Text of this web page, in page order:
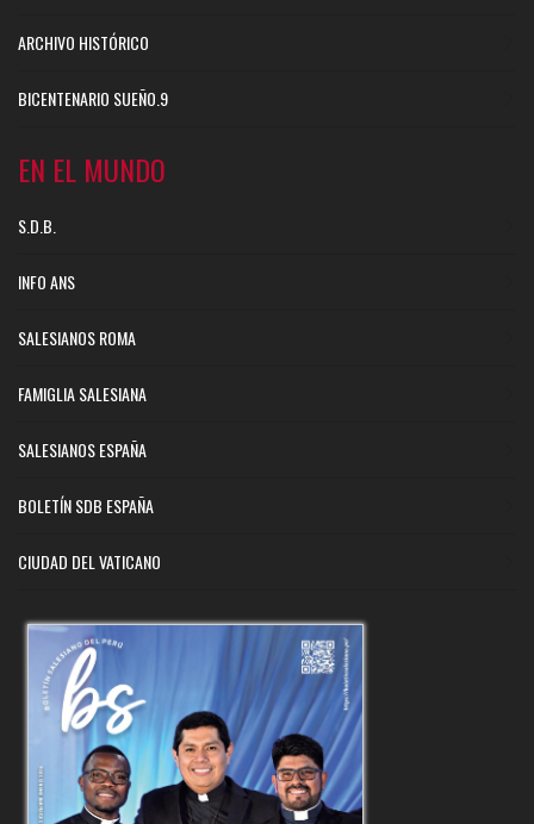
ARCHIVO HISTÓRICO
BICENTENARIO SUEÑO.9
EN EL MUNDO
S.D.B.
INFO ANS
SALESIANOS ROMA
FAMIGLIA SALESIANA
SALESIANOS ESPAÑA
BOLETÍN SDB ESPAÑA
CIUDAD DEL VATICANO